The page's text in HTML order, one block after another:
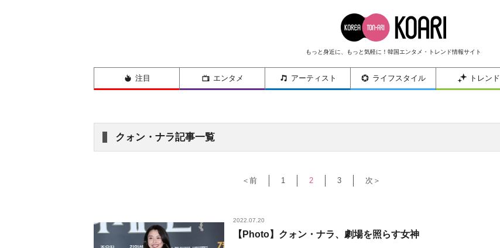
もっと身近に、もっと気軽に！韓国エンタメ・トレンド情報サイト
注目 エンタメ アーティスト ライフスタイル トレンド
クォン・ナラ記事一覧
＜前 1 2 3 次＞
2022.07.20
【Photo】クォン・ナラ、劇場を照らす女神